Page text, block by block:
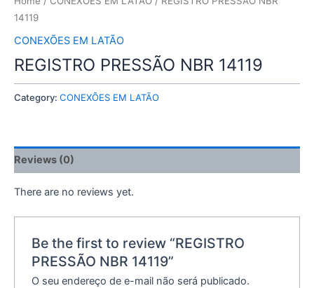
14119
CONEXÕES EM LATÃO
REGISTRO PRESSÃO NBR 14119
Category: CONEXÕES EM LATÃO
Reviews (0)
There are no reviews yet.
Be the first to review “REGISTRO
PRESSÃO NBR 14119”
O seu endereço de e-mail não será publicado.